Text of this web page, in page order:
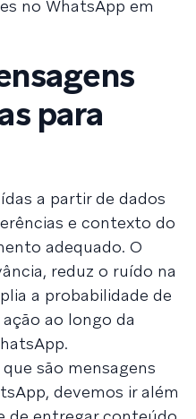
no WhatsApp em
para
a partir de dados
e contexto do
adequado. O
reduz o ruído na
a probabilidade de
ao longo da
são mensagens
devemos ir além